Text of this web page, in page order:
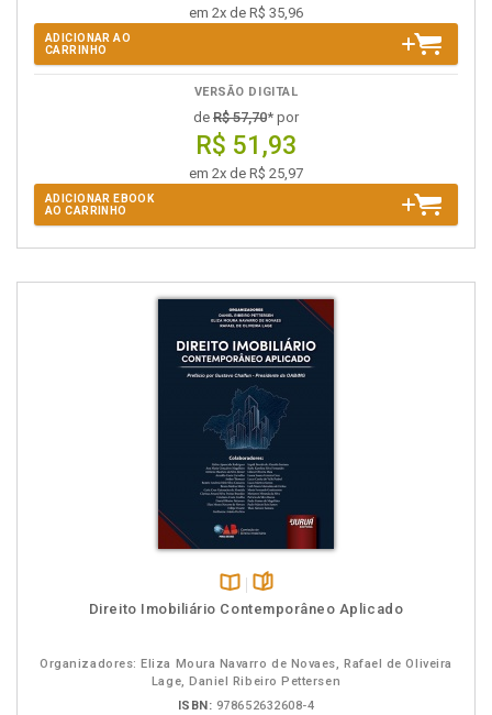
em 2x de R$ 35,96
ADICIONAR AO
CARRINHO
VERSÃO DIGITAL
de R$ 57,70* por
R$ 51,93
em 2x de R$ 25,97
ADICIONAR EBOOK
AO CARRINHO
Disponível
páginas
Direito Imobiliário Contemporâneo Aplicado
Organizadores: Eliza Moura Navarro de Novaes, Rafael de Oliveira
Lage, Daniel Ribeiro Pettersen
ISBN: 978652632608-4